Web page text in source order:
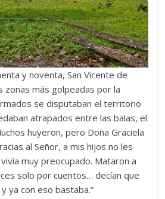
y noventa, San Vicente de
zonas más golpeadas por la
se disputaban el territorio
atrapados entre las balas, el
huyeron, pero Doña Graciela
al Señor, a mis hijos no les
muy preocupado. Mataron a
solo por cuentos… decían que
ya con eso bastaba.”